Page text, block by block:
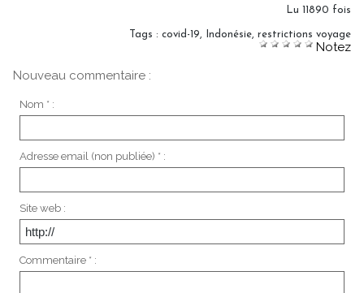
Lu 11890 fois
Tags : covid-19, Indonésie, restrictions voyage
Notez
Nouveau commentaire :
Nom * :
Adresse email (non publiée) * :
Site web :
Commentaire * :